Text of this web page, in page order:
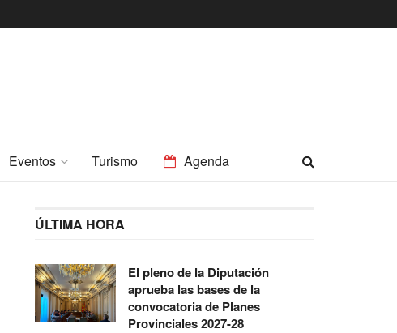
Eventos Turismo Agenda
ÚLTIMA HORA
El pleno de la Diputación
aprueba las bases de la
convocatoria de Planes
Provinciales 2027-28